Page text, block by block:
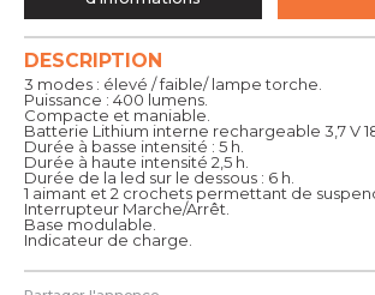
DESCRIPTION
3 modes : élevé / faible/ lampe torche.
Puissance : 400 lumens.
Compacte et maniable.
Batterie Lithium interne rechargeable 3,7 V
Durée à basse intensité : 5 h.
Durée à haute intensité 2,5 h.
Durée de la led sur le dessous : 6 h.
1 aimant et 2 crochets permettant de
Interrupteur Marche/Arrêt.
Base modulable.
Indicateur de charge.